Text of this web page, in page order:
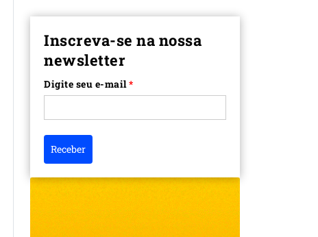
Inscreva-se na nossa
newsletter
Digite seu e-mail*
Receber